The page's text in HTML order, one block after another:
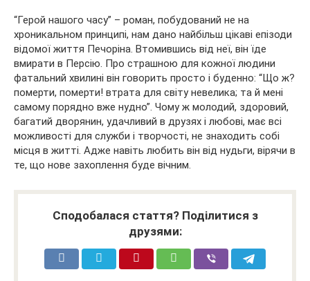
“Герой нашого часу” – роман, побудований не на
хроникальном принципі, нам дано найбільш цікаві епізоди
відомої життя Печоріна. Втомившись від неї, він їде
вмирати в Персію. Про страшною для кожної людини
фатальний хвилині він говорить просто і буденно: “Що ж?
померти, померти! втрата для світу невелика; та й мені
самому порядно вже нудно”. Чому ж молодий, здоровий,
багатий дворянин, удачливий в друзях і любові, має всі
можливості для служби і творчості, не знаходить собі
місця в житті. Адже навіть любить він від нудьги, вірячи в
те, що нове захоплення буде вічним.
Сподобалася стаття? Поділитися з
друзями: